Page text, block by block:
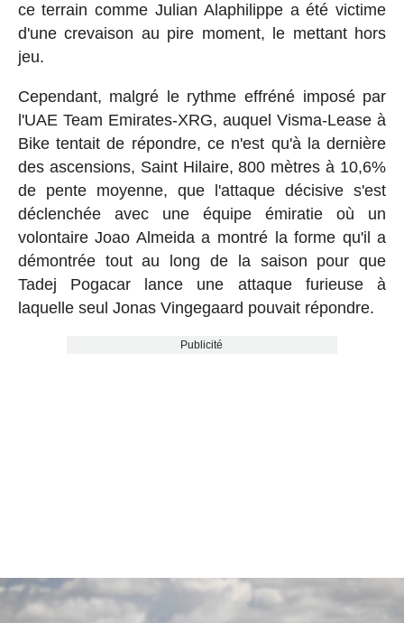
ce terrain comme Julian Alaphilippe a été victime
d'une crevaison au pire moment, le mettant hors
jeu.
Cependant, malgré le rythme effréné imposé par
l'UAE Team Emirates-XRG, auquel Visma-Lease à
Bike tentait de répondre, ce n'est qu'à la dernière
des ascensions, Saint Hilaire, 800 mètres à 10,6%
de pente moyenne, que l'attaque décisive s'est
déclenchée avec une équipe émiratie où un
volontaire Joao Almeida a montré la forme qu'il a
démontrée tout au long de la saison pour que
Tadej Pogacar lance une attaque furieuse à
laquelle seul Jonas Vingegaard pouvait répondre.
Publicité